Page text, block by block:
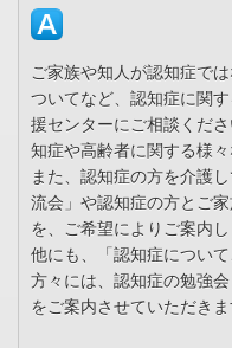
ご家族や知人が認知症で
ついてなど、認知症に関
援センターにご相談くだ
知症や高齢者に関する様
また、認知症の方を介護
流会」や認知症の方とご
を、ご希望によりご案内し
他にも、「認知症につい
方々には、認知症の勉強
をご案内させていただきま